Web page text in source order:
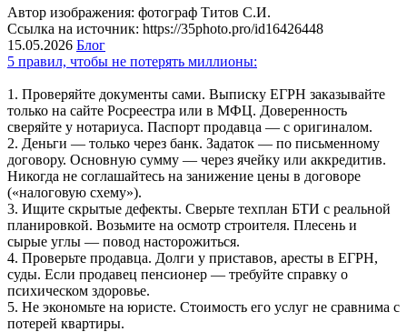
Автор изображения: фотограф Титов С.И.
Ссылка на источник: https://35photo.pro/id16426448
15.05.2026 Блог
5 правил, чтобы не потерять миллионы:
1. Проверяйте документы сами. Выписку ЕГРН заказывайте
только на сайте Росреестра или в МФЦ. Доверенность
сверяйте у нотариуса. Паспорт продавца — с оригиналом.
2. Деньги — только через банк. Задаток — по письменному
договору. Основную сумму — через ячейку или аккредитив.
Никогда не соглашайтесь на занижение цены в договоре
(«налоговую схему»).
3. Ищите скрытые дефекты. Сверьте техплан БТИ с реальной
планировкой. Возьмите на осмотр строителя. Плесень и
сырые углы — повод насторожиться.
4. Проверьте продавца. Долги у приставов, аресты в ЕГРН,
суды. Если продавец пенсионер — требуйте справку о
психическом здоровье.
5. Не экономьте на юристе. Стоимость его услуг не сравнима с
потерей квартиры.